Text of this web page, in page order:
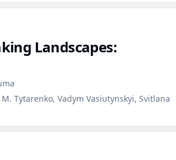
Landscapes:
Tytarenko, Vadym Vasiutynskyi, Svitlana